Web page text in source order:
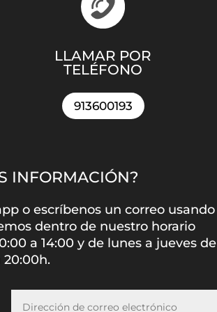
LLAMAR POR
TELÉFONO
913600193
INFORMACIÓN?
o escríbenos un correo usando
dentro de nuestro horario
a 14:00 y de lunes a jueves de
20:00h.